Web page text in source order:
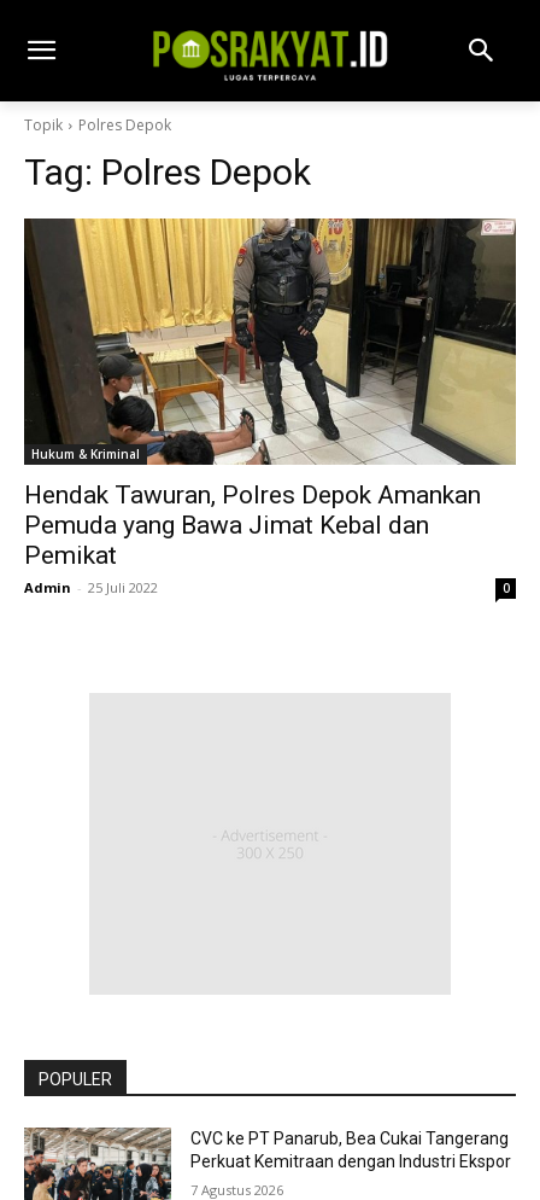
Topik Polres Depok
Tag: Polres Depok
Hukum & Kriminal
Hendak Tawuran, Polres Depok Amankan
Pemuda yang Bawa Jimat Kebal dan
Pemikat
Admin - 25 Juli 2022 0
POPULER
CVC ke PT Panarub, Bea Cukai Tangerang
Perkuat Kemitraan dengan Industri Ekspor
7 Agustus 2026